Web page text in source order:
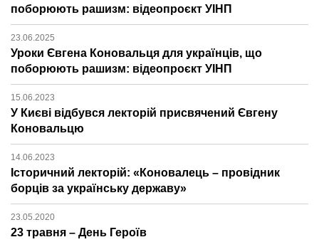
поборюють рашизм: відеопроєкт УІНП
23.06.2025
Уроки Євгена Коновальця для українців, що
поборюють рашизм: відеопроєкт УІНП
15.06.2023
У Києві відбувся лекторій присвячений Євгену
Коновальцю
14.06.2023
Історичний лекторій: «Коновалець – провідник
борців за українську державу»
23.05.2020
23 травня – День Героїв